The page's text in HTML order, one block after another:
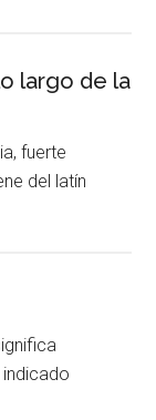
largo de la
fuerte
del latín